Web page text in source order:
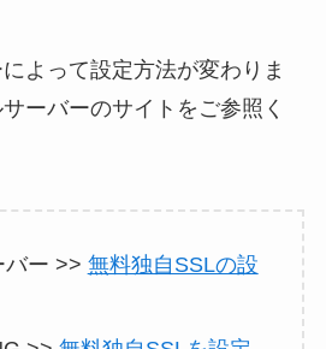
よって設定方法が変わりま
ーバーのサイトをご参照く
バー >> 無料独自SSLの設